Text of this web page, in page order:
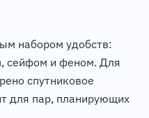
набором удобств:
сейфом и феном. Для
спутниковое
для пар, планирующих